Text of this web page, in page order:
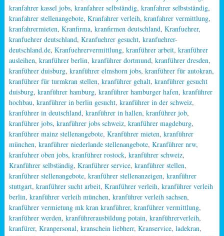
kranfahrer kassel jobs, kranfahrer selbständig, kranfahrer selbstständig,
kranfahrer stellenangebote, Kranfahrer verleih, kranfahrer vermittlung,
kranfahrermieten, Kranfirma, kranfirmen deutschland, Kranfuehrer,
kranfuehrer deutschland, Kranfuehrer gesucht, kranfuehrer-
deutschland.de, Kranfuehrervermittlung, kranführer arbeit, kranführer
ausleihen, kranführer berlin, kranführer dortmund, kranführer dresden,
kranführer duisburg, kranführer elmshorn jobs, kranführer für autokran,
kranführer für turmkran stellen, kranführer gehalt, kranführer gesucht
duisburg, kranführer hamburg, kranführer hamburger hafen, kranführer
hochbau, kranführer in berlin gesucht, kranführer in der schweiz,
kranführer in deutschland, kranführer in hallen, kranführer job,
kranführer jobs, kranführer jobs schweiz, kranführer magdeburg,
kranführer mainz stellenangebote, Kranführer mieten, kranführer
münchen, kranführer niederlande stellenangebote, Kranführer nrw,
kranfuhrer oben jobs, kranführer rostock, kranführer schweiz,
Kranführer selbständig, Kranführer service, kranführer stellen,
kranführer stellenangebote, kranführer stellenanzeigen, kranführer
stuttgart, kranführer sucht arbeit, Kranführer verleih, kranführer verleih
berlin, kranführer verleih münchen, kranführer verleih sachsen,
kranführer vermietung mk kran kranführer, kranführer vermittlung,
kranführer werden, kranführerausbildung potain, kranführerverleih,
kranfürer, Kranpersonal, kranschein liebherr, Kranservice, ladekran,